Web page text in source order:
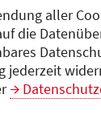
aller
die
jederzeit